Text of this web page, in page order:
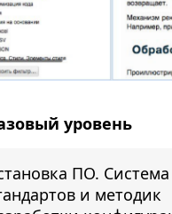
уровень
ПО. Система
и методик